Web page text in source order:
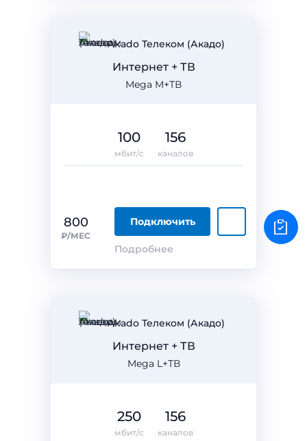
Akado Телеком (Акадо)
Mega M+ТВ
Интернет + ТВ
800
₽/МЕС
Подключить
Подробнее
100
мбит/с
156
каналов
Akado Телеком (Акадо)
Mega L+ТВ
Интернет + ТВ
250
мбит/с
156
каналов